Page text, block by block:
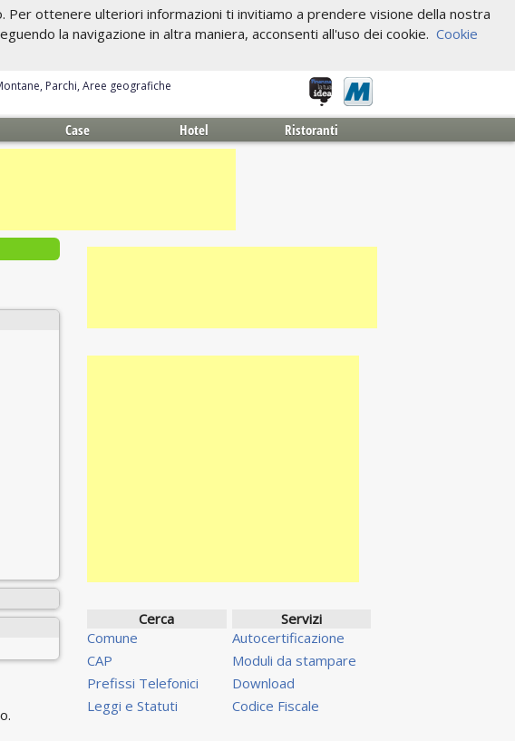
ottenere ulteriori informazioni ti invitiamo a prendere visione della nostra
la navigazione in altra maniera, acconsenti all'uso dei cookie. Cookie
Parchi, Aree geografiche
Case Hotel Ristoranti
Cerca
Comune
CAP
Prefissi Telefonici
Leggi e Statuti
Servizi
Autocertificazione
Moduli da stampare
Download
Codice Fiscale